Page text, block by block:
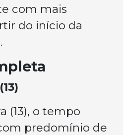
com mais
do início da
(13), o tempo
predomínio de